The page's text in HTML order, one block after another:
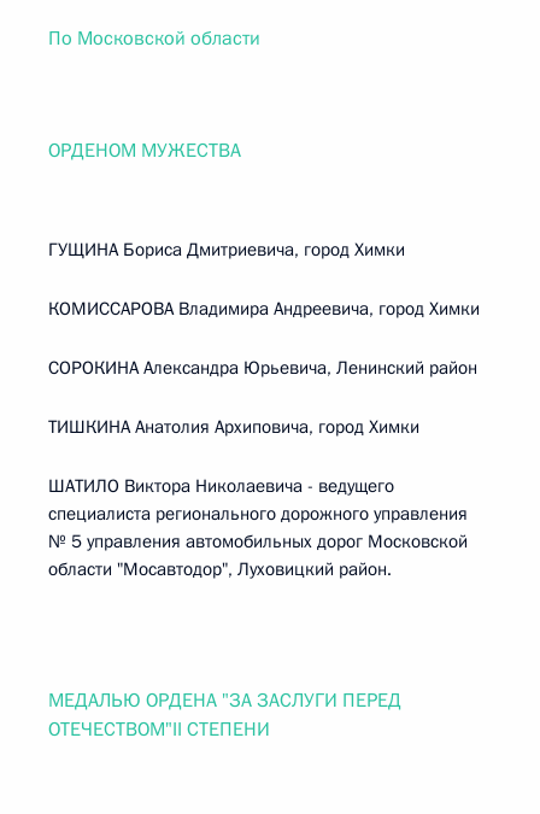
По Московской области
ОРДЕНОМ МУЖЕСТВА
ГУЩИНА Бориса Дмитриевича, город Химки
КОМИССАРОВА Владимира Андреевича, город Химки
СОРОКИНА Александра Юрьевича, Ленинский район
ТИШКИНА Анатолия Архиповича, город Химки
ШАТИЛО Виктора Николаевича - ведущего
специалиста регионального дорожного управления
№ 5 управления автомобильных дорог Московской
области "Мосавтодор", Луховицкий район.
МЕДАЛЬЮ ОРДЕНА "ЗА ЗАСЛУГИ ПЕРЕД
ОТЕЧЕСТВОМ"II СТЕПЕНИ